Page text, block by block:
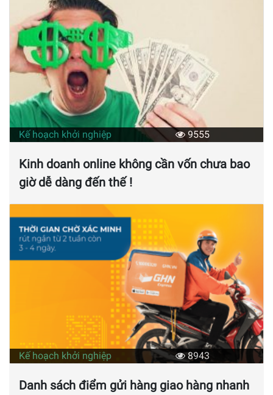
Kế hoạch khởi nghiệp 9555
Kinh doanh online không cần vốn chưa bao
giờ dễ dàng đến thế !
Kế hoạch khởi nghiệp 8943
Danh sách điểm gửi hàng giao hàng nhanh